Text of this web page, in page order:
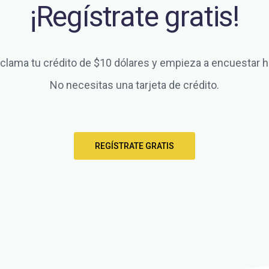
¡Regístrate gratis!
tu crédito de $10 dólares y empieza a encuestar
No necesitas una tarjeta de crédito.
REGÍSTRATE GRATIS